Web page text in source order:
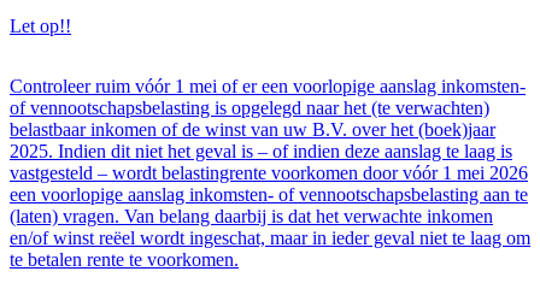
Let op!!
Controleer ruim vóór 1 mei of er een voorlopige aanslag inkomsten-
of vennootschapsbelasting is opgelegd naar het (te verwachten)
belastbaar inkomen of de winst van uw B.V. over het (boek)jaar
2025. Indien dit niet het geval is – of indien deze aanslag te laag is
vastgesteld – wordt belastingrente voorkomen door vóór 1 mei 2026
een voorlopige aanslag inkomsten- of vennootschapsbelasting aan te
(laten) vragen. Van belang daarbij is dat het verwachte inkomen
en/of winst reëel wordt ingeschat, maar in ieder geval niet te laag om
te betalen rente te voorkomen.